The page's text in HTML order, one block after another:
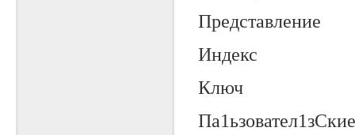
Представление
Индекс
Ключ
Па1ьзовател1зСкие